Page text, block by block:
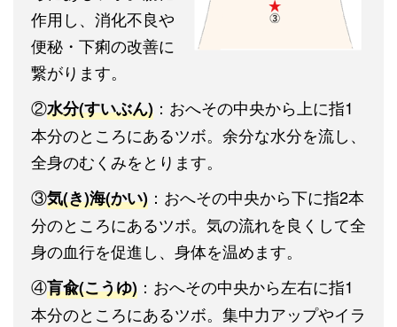
作用し、消化不良や
便秘・下痢の改善に
繋がります。
②水分(すいぶん) ：おへその中央から上に指1
本分のところにあるツボ。余分な水分を流し、
全身のむくみをとります。
③気(き)海(かい) ：おへその中央から下に指2本
分のところにあるツボ。気の流れを良くして全
身の血行を促進し、身体を温めます。
④肓兪(こうゆ) ：おへその中央から左右に指1
本分のところにあるツボ。集中力アップやイラ